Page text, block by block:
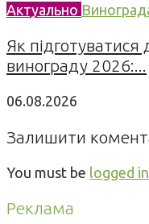
Актуально
Як підготуватися
винограду 2026:...
06.08.2026
Залишити
You must be logged in
Реклама